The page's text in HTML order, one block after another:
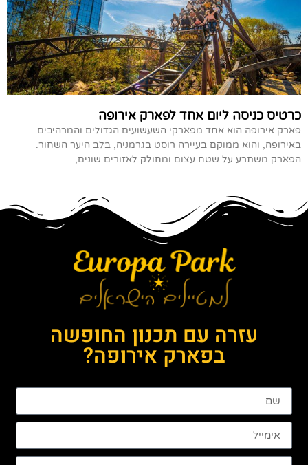
כרטיס כניסה ליום אחד לפארק אירופה
פארק אירופה הוא אחד מפארקי השעשועים הגדולים והמרהיבים
באירופה, והוא ממוקם בעיירה רוסט בגרמניה, בלב היער השחור.
הפארק משתרע על שטח עצום ומחולק לאזורים שונים,
עזרה עם תכנון החופשה
בפארק אירופה?